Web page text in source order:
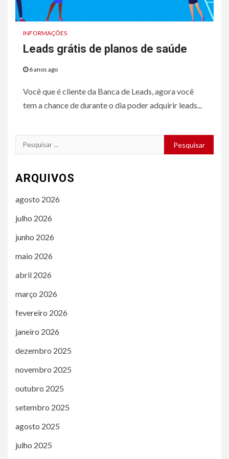
INFORMAÇÕES
Leads grátis de planos de saúde
6 anos ago
Você que é cliente da Banca de Leads, agora você
tem a chance de durante o dia poder adquirir leads...
Pesquisar
por:
ARQUIVOS
agosto 2026
julho 2026
junho 2026
maio 2026
abril 2026
março 2026
fevereiro 2026
janeiro 2026
dezembro 2025
novembro 2025
outubro 2025
setembro 2025
agosto 2025
julho 2025